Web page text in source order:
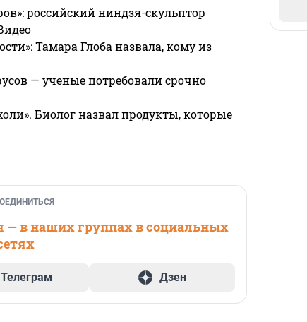
российский ниндзя-скульптор
Тамара Глоба назвала, кому из
— ученые потребовали срочно
Биолог назвал продукты, которые
— в наших группах в социальных
Телеграм Дзен